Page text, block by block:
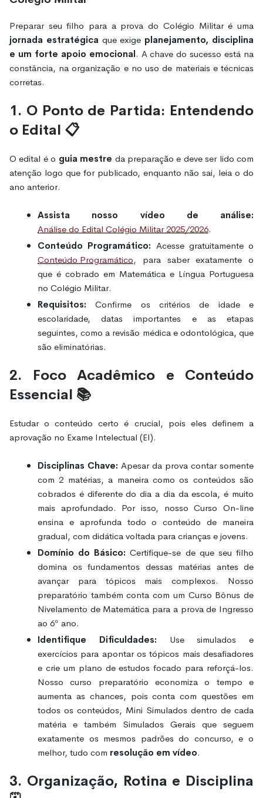
Preparar seu filho para a prova do Colégio Militar é uma
jornada estratégica que exige planejamento, disciplina
e um forte apoio emocional. A chave do sucesso está na
constância, na organização e no uso de materiais e técnicas
corretas.
1. O Ponto de Partida: Entendendo
o Edital 📋
O edital é o guia mestre da preparação e deve ser lido com
atenção logo que for publicado, enquanto não sai, leia o do
ano anterior.
Assista nosso vídeo de análise:
Análise do Edital Colégio Militar 2025/2026.
Conteúdo Programático: Acesse gratuitamente o
Conteúdo Programático, para saber exatamente o
que é cobrado em Matemática e Língua Portuguesa
no Colégio Militar.
Requisitos: Confirme os critérios de idade e
escolaridade, datas importantes e as etapas
seguintes, como a revisão médica e odontológica, que
são eliminatórias.
2. Foco Acadêmico e Conteúdo
Essencial 📚
Estudar o conteúdo certo é crucial, pois eles definem a
aprovação no Exame Intelectual (EI).
Disciplinas Chave: Apesar da prova contar somente
com 2 matérias, a maneira como os conteúdos são
cobrados é diferente do dia a dia da escola, é muito
mais aprofundado. Por isso, nosso Curso On-line
ensina e aprofunda todo o conteúdo de maneira
gradual, com didática voltada para crianças e jovens.
Domínio do Básico: Certifique-se de que seu filho
domina os fundamentos dessas matérias antes de
avançar para tópicos mais complexos. Nosso
preparatório também conta com um Curso Bônus de
Nivelamento de Matemática para a prova de Ingresso
ao 6º ano.
Identifique Dificuldades: Use simulados e
exercícios para apontar os tópicos mais desafiadores
e crie um plano de estudos focado para reforçá-los.
Nosso curso preparatório economiza o tempo e
aumenta as chances, pois conta com questões em
todos os conteúdos, Mini Simulados dentro de cada
matéria e também Simulados Gerais que seguem
exatamente os mesmos padrões do concurso, e o
melhor, tudo com resolução em vídeo.
3. Organização, Rotina e Disciplina